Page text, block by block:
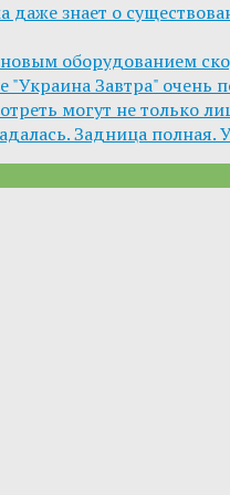
даже знает о
оборудованием
"Украина Завтра" очень
могут не только
Задница полная.